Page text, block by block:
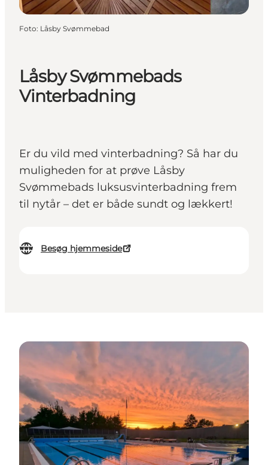
Låsby Svømmebads
Vinterbadning
Er du vild med vinterbadning? Så har du
muligheden for at prøve Låsby
Svømmebads luksusvinterbadning frem
til nytår – det er både sundt og lækkert!
Besøg hjemmeside
Foto: Låsby Svømmebad